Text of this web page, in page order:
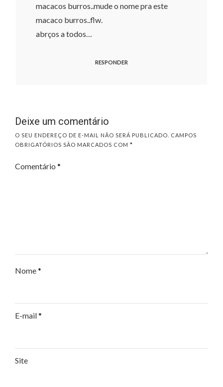
macacos burros..mude o nome pra este
macaco burros..flw.
abrços a todos…
RESPONDER
Deixe um comentário
O SEU ENDEREÇO DE E-MAIL NÃO SERÁ PUBLICADO.
CAMPOS
OBRIGATÓRIOS SÃO MARCADOS COM *
Comentário *
Nome*
E-mail*
Site